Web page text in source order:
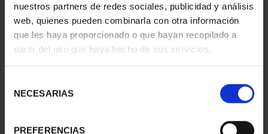
nuestros partners de redes sociales, publicidad y análisis
web, quienes pueden combinarla con otra información
que les haya proporcionado o que hayan recopilado a
partir del uso que haya hecho de sus servicios.
NECESARIAS
PREFERENCIAS
SUSCRIPCIÓN
CAPITALES DE
949,00 €
registrados
SUSCRIPCIÓN
CAPITALES DE
949,00 €
registrados